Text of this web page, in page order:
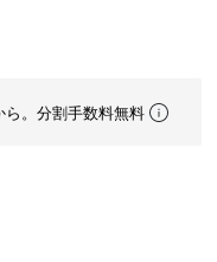
ら。分割手数料無料